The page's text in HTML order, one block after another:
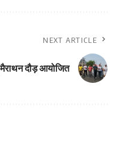
NEXT ARTICLE
दौड़ आयोजित